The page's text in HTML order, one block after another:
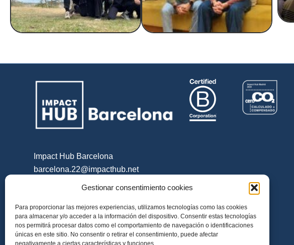
Gestionar consentimiento cookies
Para proporcionar las mejores experiencias, utilizamos tecnologías como las cookies
para almacenar y/o acceder a la información del dispositivo. Consentir estas tecnologías
nos permitirá procesar datos como el comportamiento de navegación o identificaciones
únicas en este sitio. No consentir o retirar el consentimiento, puede afectar
negativamente a ciertas características y funciones.
Impact Hub Barcelona
barcelona.22@impacthub.net